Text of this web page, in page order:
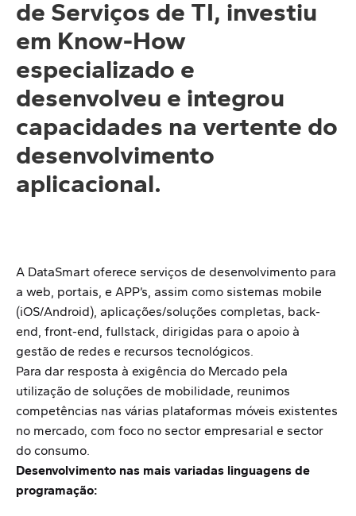
de Serviços de TI, investiu
em Know-How
especializado e
desenvolveu e integrou
capacidades na vertente do
desenvolvimento
aplicacional.
A DataSmart oferece serviços de desenvolvimento para
a web, portais, e APP’s, assim como sistemas mobile
(iOS/Android), aplicações/soluções completas, back-
end, front-end, fullstack, dirigidas para o apoio à
gestão de redes e recursos tecnológicos.
Para dar resposta à exigência do Mercado pela
utilização de soluções de mobilidade, reunimos
competências nas várias plataformas móveis existentes
no mercado, com foco no sector empresarial e sector
do consumo.
Desenvolvimento nas mais variadas linguagens de
programação: